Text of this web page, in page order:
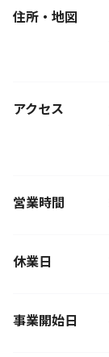
住所・地図
アクセス
営業時間
休業日
事業開始日